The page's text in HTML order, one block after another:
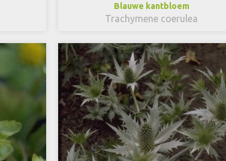
Blauwe kantbloem
Trachymene coerulea